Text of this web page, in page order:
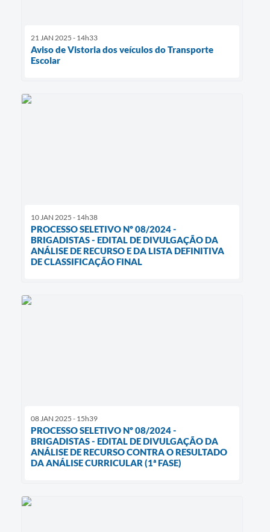
21 JAN 2025 - 14h33
Aviso de Vistoria dos veículos do Transporte
Escolar
10 JAN 2025 - 14h38
PROCESSO SELETIVO Nº 08/2024 -
BRIGADISTAS - EDITAL DE DIVULGAÇÃO DA
ANÁLISE DE RECURSO E DA LISTA DEFINITIVA
DE CLASSIFICAÇÃO FINAL
08 JAN 2025 - 15h39
PROCESSO SELETIVO Nº 08/2024 -
BRIGADISTAS - EDITAL DE DIVULGAÇÃO DA
ANÁLISE DE RECURSO CONTRA O RESULTADO
DA ANÁLISE CURRICULAR (1ª FASE)